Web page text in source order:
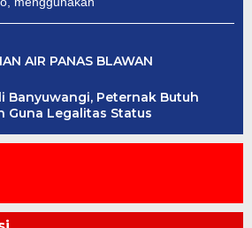
AIR PANAS BLAWAN
Banyuwangi, Peternak Butuh
Guna Legalitas Status